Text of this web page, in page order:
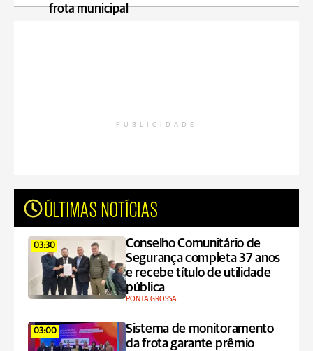
frota municipal
PUBLICIDADE
ÚLTIMAS NOTÍCIAS
03:30
Conselho Comunitário de
Segurança completa 37 anos
e recebe título de utilidade
pública
PONTA GROSSA
03:00
Sistema de monitoramento
da frota garante prêmio